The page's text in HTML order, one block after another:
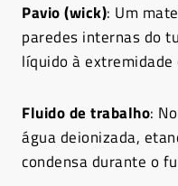
Pavio (wick): Um
paredes internas do
líquido à extremidade
Fluido de trabalho:
água deionizada,
condensa durante o